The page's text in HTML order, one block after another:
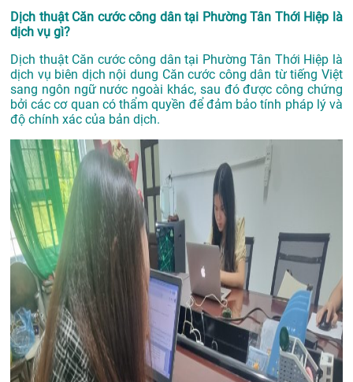
Dịch thuật Căn cước công dân tại Phường Tân Thới Hiệp là
dịch vụ gì?
Dịch thuật Căn cước công dân tại Phường Tân Thới Hiệp là
dịch vụ biên dịch nội dung Căn cước công dân từ tiếng Việt
sang ngôn ngữ nước ngoài khác, sau đó được công chứng
bởi các cơ quan có thẩm quyền để đảm bảo tính pháp lý và
độ chính xác của bản dịch.